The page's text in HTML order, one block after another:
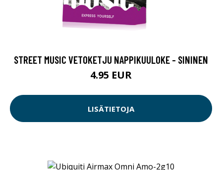
STREET MUSIC VETOKETJU NAPPIKUULOKE - SININEN
4.95 EUR
LISÄTIETOJA